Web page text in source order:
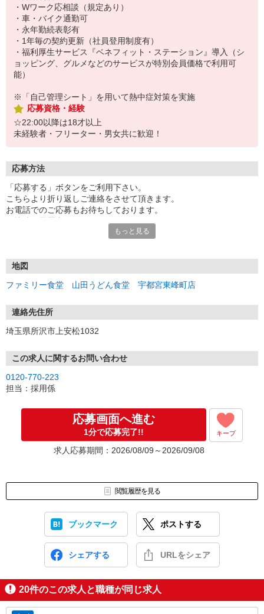
・Wワーク応相談（規定あり）
・車・バイク通勤可
・永年勤続表彰有
・1年毎の契約更新（社員登用制度有）
・福利厚生サービス『ベネフィット・ステーション』導入（シ
ョッピング、グルメなどのサービスが特別会員価格で利用可
能）
※「自己管理シート」を用いて熱中症対策を実施
応募資格・経験
☆22:00以降は18才以上
未経験者・フリーター・男女共に歓迎！
応募方法
「応募する」ボタンをご利用下さい。
こちらより折り返しご連絡をさせて頂きます。
お電話でのご応募もお待ちしております。
もっと見る
地図
ファミリー食堂 山田うどん食堂 宇都宮東峰町店
連絡先住所
埼玉県所沢市上安松1032
この求人に関するお問い合わせ
0120-770-223
担当：採用係
応募画面へ進む
1分で応募完了!! キープ
求人応募期間：2026/08/09～2026/09/08
閲覧履歴を見る
ブックマーク ポストする
シェアする URLをシェア
20件のこの求人と職種が同じ求人